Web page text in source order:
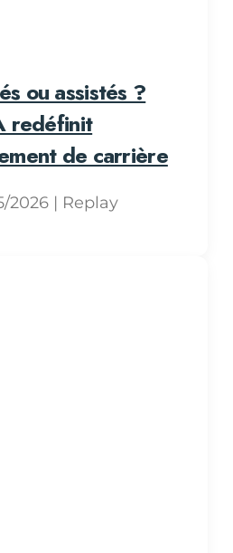
ou assistés ?
redéfinit
de carrière
2026 | Replay